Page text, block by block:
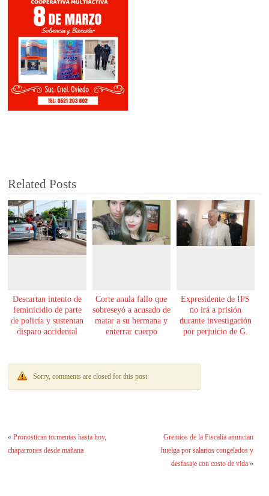
Related Posts
Descartan intento de
feminicidio de parte
de policía y sustentan
disparo accidental
Corte anula fallo que
sobreseyó a acusado de
matar a su hermana y
enterrar cuerpo
Expresidente de IPS
no irá a prisión
durante investigación
por perjuicio de G.
Sorry, comments are closed for this post
«Pronostican tormentas hasta hoy,
chaparrones desde mañana
Gremios de la Fiscalía anuncian
huelga por salarios congelados y
desfasaje con costo de vida»